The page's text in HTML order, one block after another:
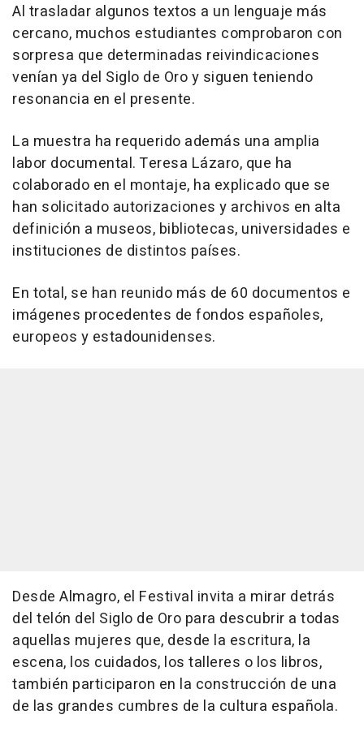
Al trasladar algunos textos a un lenguaje más
cercano, muchos estudiantes comprobaron con
sorpresa que determinadas reivindicaciones
venían ya del Siglo de Oro y siguen teniendo
resonancia en el presente.
La muestra ha requerido además una amplia
labor documental. Teresa Lázaro, que ha
colaborado en el montaje, ha explicado que se
han solicitado autorizaciones y archivos en alta
definición a museos, bibliotecas, universidades e
instituciones de distintos países.
En total, se han reunido más de 60 documentos e
imágenes procedentes de fondos españoles,
europeos y estadounidenses.
Desde Almagro, el Festival invita a mirar detrás
del telón del Siglo de Oro para descubrir a todas
aquellas mujeres que, desde la escritura, la
escena, los cuidados, los talleres o los libros,
también participaron en la construcción de una
de las grandes cumbres de la cultura española.